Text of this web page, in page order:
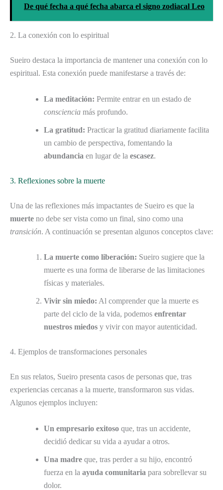
De qué fecha a qué fecha abarca el signo zodiacal Leo
2. La conexión con lo espiritual
Sueiro destaca la importancia de mantener una conexión con lo
espiritual. Esta conexión puede manifestarse a través de:
La meditación: Permite entrar en un estado de
consciencia más profundo.
La gratitud: Practicar la gratitud diariamente facilita
un cambio de perspectiva, fomentando la
abundancia en lugar de la escasez.
3. Reflexiones sobre la muerte
Una de las reflexiones más impactantes de Sueiro es que la
muerte no debe ser vista como un final, sino como una
transición. A continuación se presentan algunos conceptos clave:
La muerte como liberación: Sueiro sugiere que la
muerte es una forma de liberarse de las limitaciones
físicas y materiales.
Vivir sin miedo: Al comprender que la muerte es
parte del ciclo de la vida, podemos enfrentar
nuestros miedos y vivir con mayor autenticidad.
4. Ejemplos de transformaciones personales
En sus relatos, Sueiro presenta casos de personas que, tras
experiencias cercanas a la muerte, transformaron sus vidas.
Algunos ejemplos incluyen:
Un empresario exitoso que, tras un accidente,
decidió dedicar su vida a ayudar a otros.
Una madre que, tras perder a su hijo, encontró
fuerza en la ayuda comunitaria para sobrellevar su
dolor.